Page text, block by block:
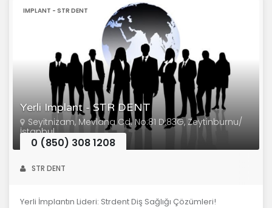
Yerli Implant - STR DENT
IMPLANT - STR DENT
Seyitnizam, Mevlana Cd. No:81 D:83G, Zeytinburnu/
İstanbul
0 (850) 308 1208
STR DENT
Yerli İmplantın Lideri: Strdent Diş Sağlığı Çözümleri!